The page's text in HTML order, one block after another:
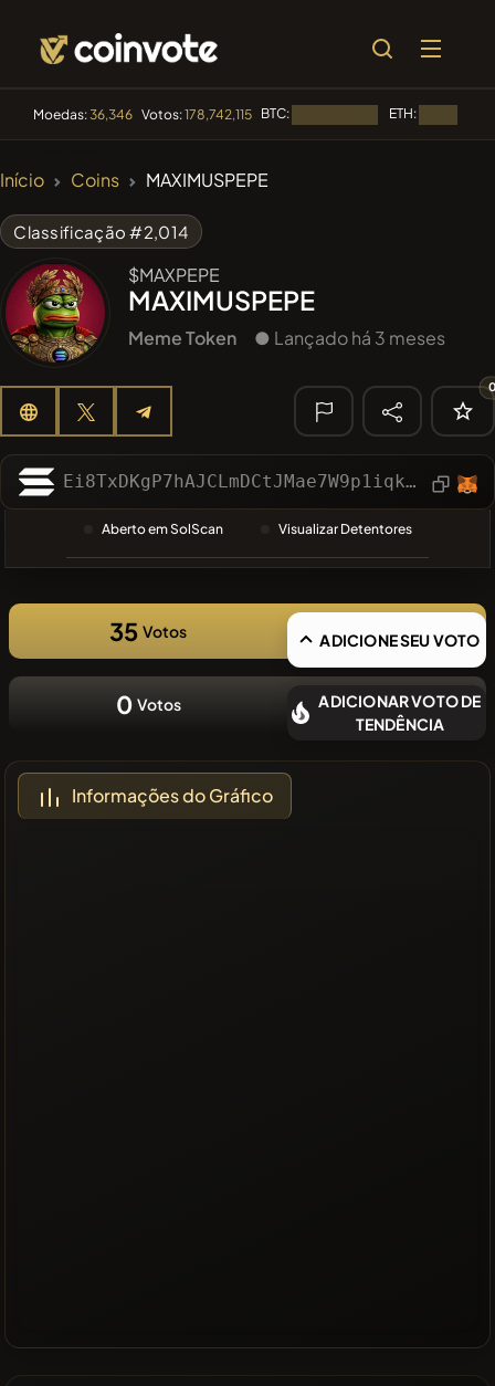
Moedas:36,346 Votos:178,742,115 BTC: ETH:
TENDÊNCIA
Algorithmic Trading
Unitcoin UNITCOIN
#192
🔎
RECENTE
❌Sem
recentes
Início Coins MAXIMUSPEPE
Classificação #2,014
$MAXPEPE
MAXIMUSPEPE
Meme Token ● Lançado há 3 meses
Ei8TxDKgP7hAJCLmDCtJMae7W9p1iqk6eK38LYyfuLq9
Aberto em SolScan Visualizar Detentores
35 Votos ADICIONE SEU VOTO
0 Votos
ADICIONAR VOTO DE
TENDÊNCIA
Informações do Gráfico